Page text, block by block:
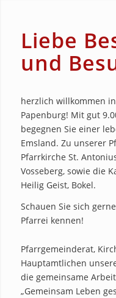
Liebe
und
herzlich willkommen
Papenburg! Mit gut
begegnen Sie einer
Emsland. Zu unserer
Pfarrkirche St.
Vosseberg, sowie die
Heilig Geist, Bokel.
Schauen Sie sich
Pfarrei kennen!
Pfarrgemeinderat,
Hauptamtlichen
die gemeinsame
„Gemeinsam Leben